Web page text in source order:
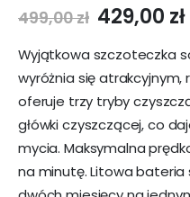
499,00zł Pierwotna
cena
499,00 zł.
429,00 zł
Wyjątkowa szczoteczka
wyróżnia się atrakcyjnym,
oferuje trzy tryby
główki czyszczącej, co
mycia. Maksymalna
na minutę. Litowa